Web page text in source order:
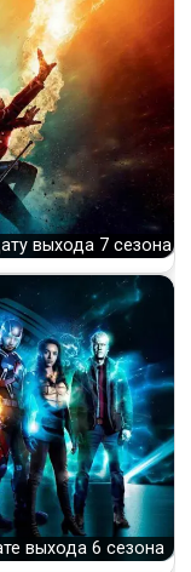
выхода 7 сезона
выхода 6 сезона